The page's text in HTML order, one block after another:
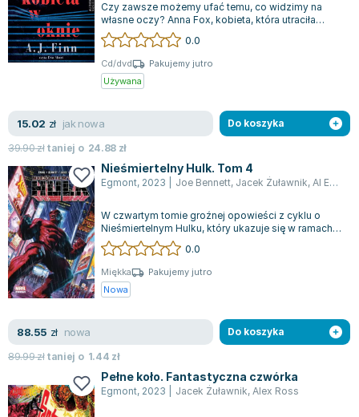
Czy zawsze możemy ufać temu, co widzimy na
własne oczy? Anna Fox, kobieta, która utraciła
rodzinę, pracę oraz zdrowie, od miesięcy...
0.0
Cd/dvd
Pakujemy jutro
Używana
15.02 zł jak nowa
39.90złtaniej o 24.88 zł
Do koszyka
Nieśmiertelny Hulk. Tom 4
Egmont, 2023 Joe Bennett, Jacek Żuławnik, Al Ewing
W czwartym tomie groźnej opowieści z cyklu o
Nieśmiertelnym Hulku, który ukazuje się w ramach
serii Marvel Fresh, pojawia się nowa...
0.0
Miękka
Pakujemy jutro
Nowa
88.55 zł nowa
89.99złtaniej o 1.44 zł
Do koszyka
Pełne koło. Fantastyczna czwórka
Egmont, 2023 Jacek Żuławnik, Alex Ross